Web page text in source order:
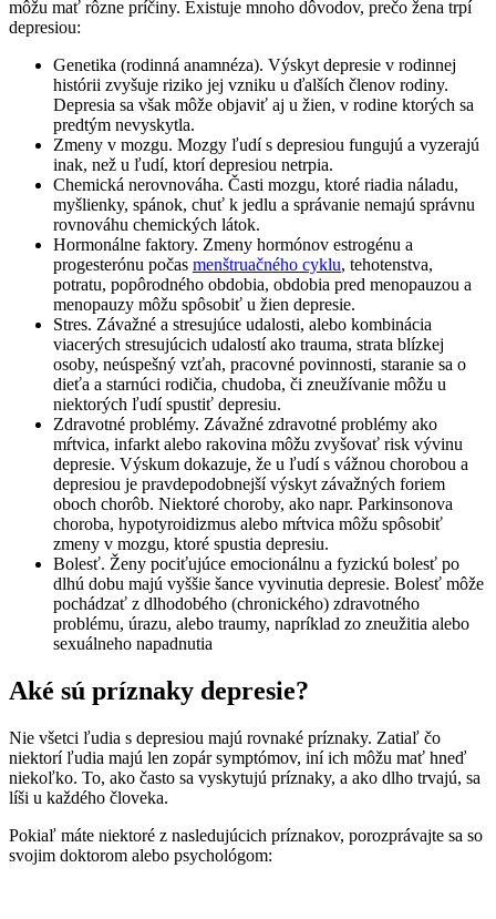
môžu mať rôzne príčiny. Existuje mnoho dôvodov, prečo žena trpí
depresiou:
Genetika (rodinná anamnéza). Výskyt depresie v rodinnej
histórii zvyšuje riziko jej vzniku u ďalších členov rodiny.
Depresia sa však môže objaviť aj u žien, v rodine ktorých sa
predtým nevyskytla.
Zmeny v mozgu. Mozgy ľudí s depresiou fungujú a vyzerajú
inak, než u ľudí, ktorí depresiou netrpia.
Chemická nerovnováha. Časti mozgu, ktoré riadia náladu,
myšlienky, spánok, chuť k jedlu a správanie nemajú správnu
rovnováhu chemických látok.
Hormonálne faktory. Zmeny hormónov estrogénu a
progesterónu počas menštruačného cyklu, tehotenstva,
potratu, popôrodného obdobia, obdobia pred menopauzou a
menopauzy môžu spôsobiť u žien depresie.
Stres. Závažné a stresujúce udalosti, alebo kombinácia
viacerých stresujúcich udalostí ako trauma, strata blízkej
osoby, neúspešný vzťah, pracovné povinnosti, staranie sa o
dieťa a starnúci rodičia, chudoba, či zneužívanie môžu u
niektorých ľudí spustiť depresiu.
Zdravotné problémy. Závažné zdravotné problémy ako
mŕtvica, infarkt alebo rakovina môžu zvyšovať risk vývinu
depresie. Výskum dokazuje, že u ľudí s vážnou chorobou a
depresiou je pravdepodobnejší výskyt závažných foriem
oboch chorôb. Niektoré choroby, ako napr. Parkinsonova
choroba, hypotyroidizmus alebo mŕtvica môžu spôsobiť
zmeny v mozgu, ktoré spustia depresiu.
Bolesť. Ženy pociťujúce emocionálnu a fyzickú bolesť po
dlhú dobu majú vyššie šance vyvinutia depresie. Bolesť môže
pochádzať z dlhodobého (chronického) zdravotného
problému, úrazu, alebo traumy, napríklad zo zneužitia alebo
sexuálneho napadnutia
Aké sú príznaky depresie?
Nie všetci ľudia s depresiou majú rovnaké príznaky. Zatiaľ čo
niektorí ľudia majú len zopár symptómov, iní ich môžu mať hneď
niekoľko. To, ako často sa vyskytujú príznaky, a ako dlho trvajú, sa
líši u každého človeka.
Pokiaľ máte niektoré z nasledujúcich príznakov, porozprávajte sa so
svojim doktorom alebo psychológom: